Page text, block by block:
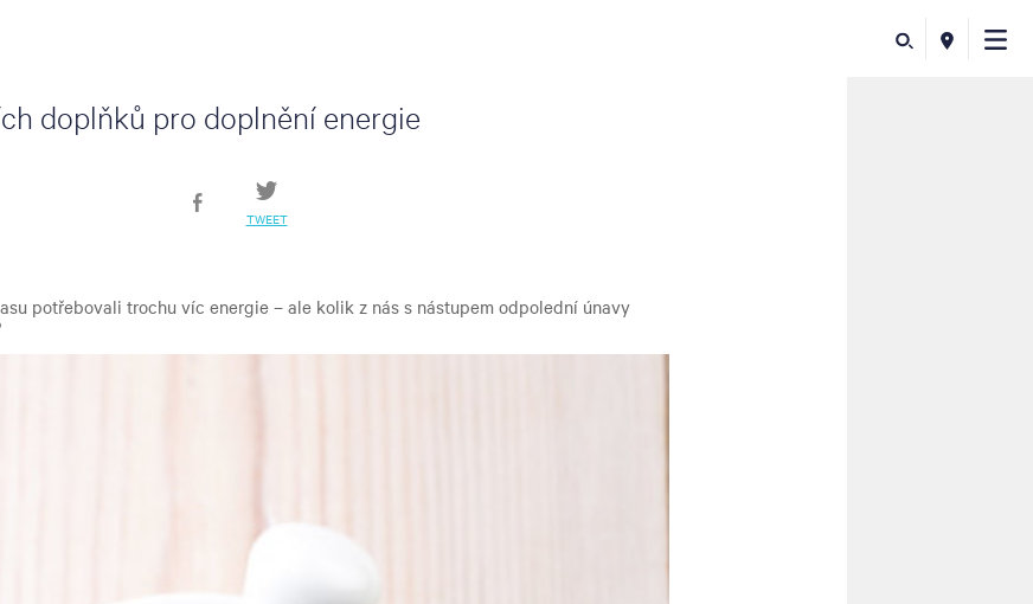
doplňků pro doplnění energie
TWEET
potřebovali trochu víc energie – ale kolik z nás s nástupem odpolední únavy